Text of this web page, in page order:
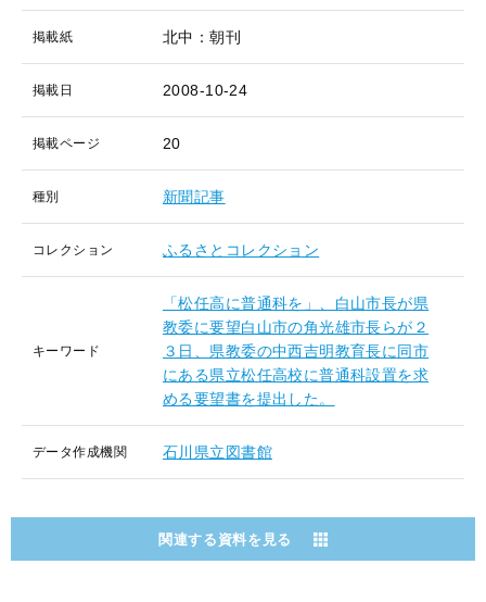
掲載紙 北中：朝刊
掲載日 2008-10-24
掲載ページ 20
種別 新聞記事
コレクション ふるさとコレクション
キーワード
「松任高に普通科を」、白山市長が県
教委に要望白山市の角光雄市長らが２
３日、県教委の中西吉明教育長に同市
にある県立松任高校に普通科設置を求
める要望書を提出した。
データ作成機関 石川県立図書館
関連する資料を見る